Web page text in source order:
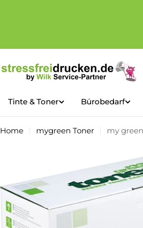
Tinte & Toner Bürobedarf
Home mygreen Toner my
Produktinformationen